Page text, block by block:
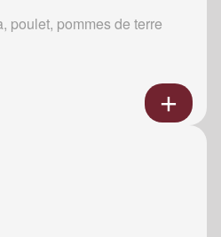
poulet, pommes de terre